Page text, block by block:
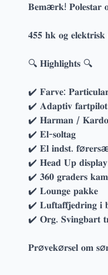
𝐁𝐞𝐦æ𝐫𝐤! 𝐏𝐨𝐥𝐞𝐬𝐭𝐚𝐫
𝟒𝟓𝟓 𝐡𝐤 𝐨𝐠
🔍 𝐇𝐢𝐠𝐡𝐥𝐢𝐠𝐡𝐭𝐬 🔍
✔️ 𝐅𝐚𝐫𝐯𝐞:
✔️ 𝐀𝐝𝐚𝐩𝐭𝐢𝐯 𝐟𝐚𝐫𝐭𝐩𝐢𝐥𝐨𝐭
✔️ 𝐇𝐚𝐫𝐦𝐚𝐧 /
✔️ 𝐄𝐥-𝐬𝐨𝐥𝐭𝐚𝐠
✔️ 𝐄𝐥 𝐢𝐧𝐝𝐬𝐭.
✔️ 𝐇𝐞𝐚𝐝 𝐔𝐩 𝐝𝐢𝐬𝐩𝐥𝐚𝐲
✔️ 𝟑𝟔𝟎 𝐠𝐫𝐚𝐝𝐞𝐫𝐬
✔️ 𝐋𝐨𝐮𝐧𝐠𝐞 𝐩𝐚𝐤𝐤𝐞
✔️ 𝐋𝐮𝐟𝐭𝐚𝐟𝐟𝐣𝐞𝐝𝐫𝐢𝐧𝐠
✔️ 𝐎𝐫𝐠. 𝐒𝐯𝐢𝐧𝐠𝐛𝐚𝐫𝐭
𝐏𝐫ø𝐯𝐞𝐤ø𝐫𝐬𝐞𝐥 𝐨𝐦